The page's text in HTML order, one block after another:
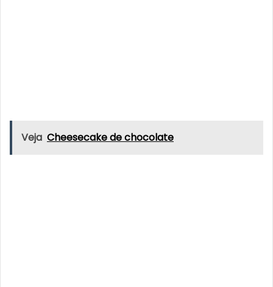
Veja Cheesecake de chocolate